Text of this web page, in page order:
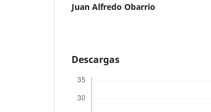
Juan Alfredo Obarrio
Descargas